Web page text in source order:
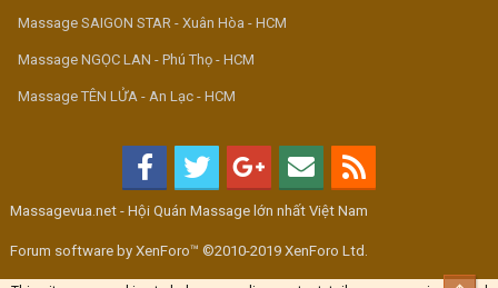
Massage SAIGON STAR - Xuân Hòa - HCM
Massage NGỌC LAN - Phú Thọ - HCM
Massage TÊN LỬA - An Lạc - HCM
Massagevua.net - Hội Quán Massage lớn nhất Việt Nam
Forum software by XenForo™ ©2010-2019 XenForo Ltd.